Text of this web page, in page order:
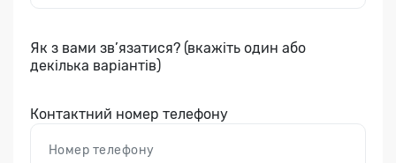
Як з вами зв’язатися? (вкажіть один або
декілька варіантів)
Контактний номер телефону